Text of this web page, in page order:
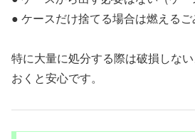
● ケースだけ捨てる場合は燃えるご
特に大量に処分する際は破損しな
おくと安心です。